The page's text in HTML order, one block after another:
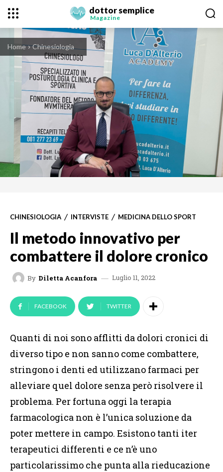
dottor semplice
Magazine
Home Chinesiologia
CHINESIOLOGIA INTERVISTE MEDICINA DELLO SPORT
Il metodo innovativo per
combattere il dolore cronico
By Diletta Acanfora Luglio 11, 2022
FACEBOOK TWITTER
Quanti di noi sono afflitti da dolori cronici di
diverso tipo e non sanno come combattere,
stringono i denti ed utilizzano farmaci per
alleviare quel dolore senza però risolvere il
problema. Per fortuna oggi la terapia
farmacologica non è l’unica soluzione da
poter mettere in campo. Esistono tanti iter
terapeutici differenti e ce n’è uno
particolarissimo che punta alla rieducazione